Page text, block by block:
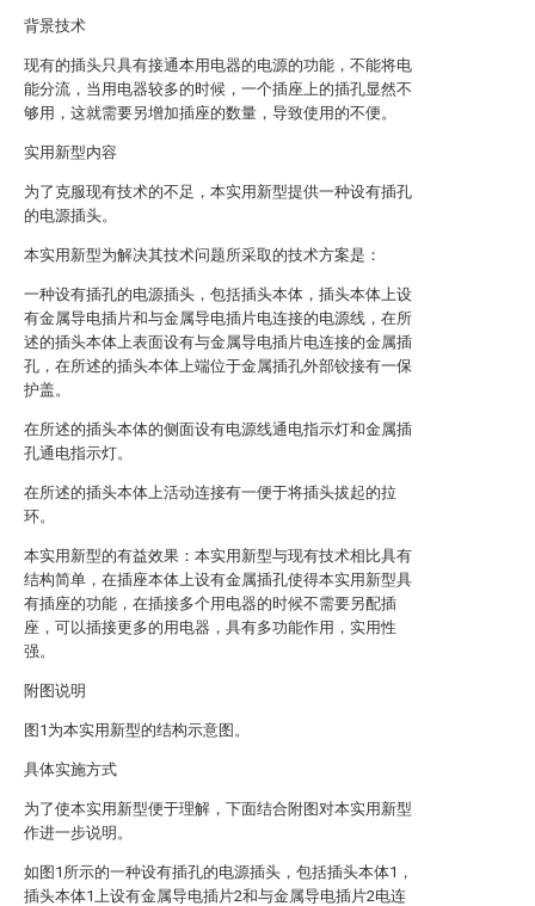
背景技术
现有的插头只具有接通本用电器的电源的功能，不能将电
能分流，当用电器较多的时候，一个插座上的插孔显然不
够用，这就需要另增加插座的数量，导致使用的不便。
实用新型内容
为了克服现有技术的不足，本实用新型提供一种设有插孔
的电源插头。
本实用新型为解决其技术问题所采取的技术方案是：
一种设有插孔的电源插头，包括插头本体，插头本体上设
有金属导电插片和与金属导电插片电连接的电源线，在所
述的插头本体上表面设有与金属导电插片电连接的金属插
孔，在所述的插头本体上端位于金属插孔外部铰接有一保
护盖。
在所述的插头本体的侧面设有电源线通电指示灯和金属插
孔通电指示灯。
在所述的插头本体上活动连接有一便于将插头拔起的拉
环。
本实用新型的有益效果：本实用新型与现有技术相比具有
结构简单，在插座本体上设有金属插孔使得本实用新型具
有插座的功能，在插接多个用电器的时候不需要另配插
座，可以插接更多的用电器，具有多功能作用，实用性
强。
附图说明
图1为本实用新型的结构示意图。
具体实施方式
为了使本实用新型便于理解，下面结合附图对本实用新型
作进一步说明。
如图1所示的一种设有插孔的电源插头，包括插头本体1，
插头本体1上设有金属导电插片2和与金属导电插片2电连